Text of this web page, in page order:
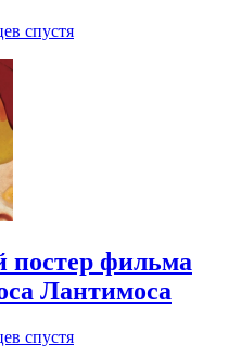
спустя
постер фильма
Лантимоса
спустя